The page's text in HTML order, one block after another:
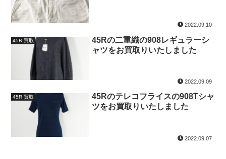
2022.09.10
45R 買取
45Rの二重織の908レギュラーシ
ャツをお買取りいたしました
2022.09.09
45R 買取
45Rのテレコフライスの908Tシャ
ツをお買取りいたしました
2022.09.07